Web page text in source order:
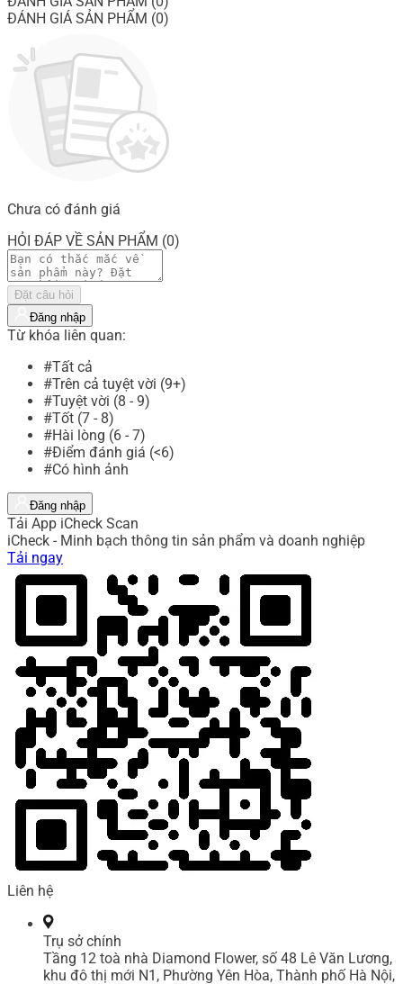
ĐÁNH GIÁ SẢN PHẨM (0)
Chưa có đánh giá
HỎI ĐÁP VỀ SẢN PHẨM (0)
Đặt câu hỏi
Đăng nhập
Từ khóa liên quan:
#Tất cả
#Trên cả tuyệt vời (9+)
#Tuyệt vời (8 - 9)
#Tốt (7 - 8)
#Hài lòng (6 - 7)
#Điểm đánh giá (<6)
#Có hình ảnh
Đăng nhập
Tải App iCheck Scan
iCheck - Minh bạch thông tin sản phẩm và doanh nghiệp
Tải ngay
Liên hệ
Trụ sở chính
Tầng 12 toà nhà Diamond Flower, số 48 Lê Văn Lương,
khu đô thị mới N1, Phường Yên Hòa, Thành phố Hà Nội,